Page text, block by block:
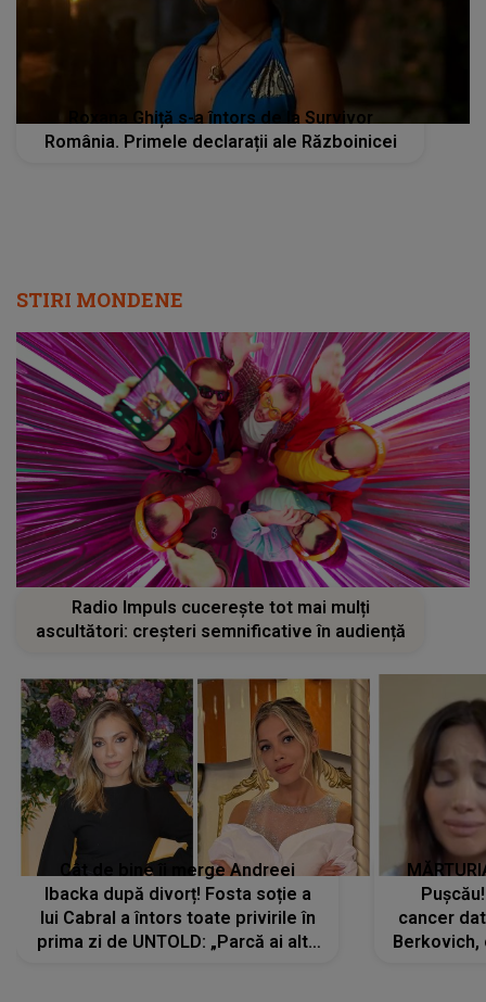
Roxana Ghiță s-a întors de la Survivor
România. Primele declarații ale Războinicei
STIRI MONDENE
Radio Impuls cucerește tot mai mulți
ascultători: creșteri semnificative în audiență
Cât de bine îi merge Andreei
Ibacka după divorț! Fosta soție a
lui Cabral a întors toate privirile în
prima zi de UNTOLD: „Parcă ai altă
cancer